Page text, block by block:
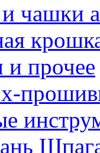
чашки
и прочее